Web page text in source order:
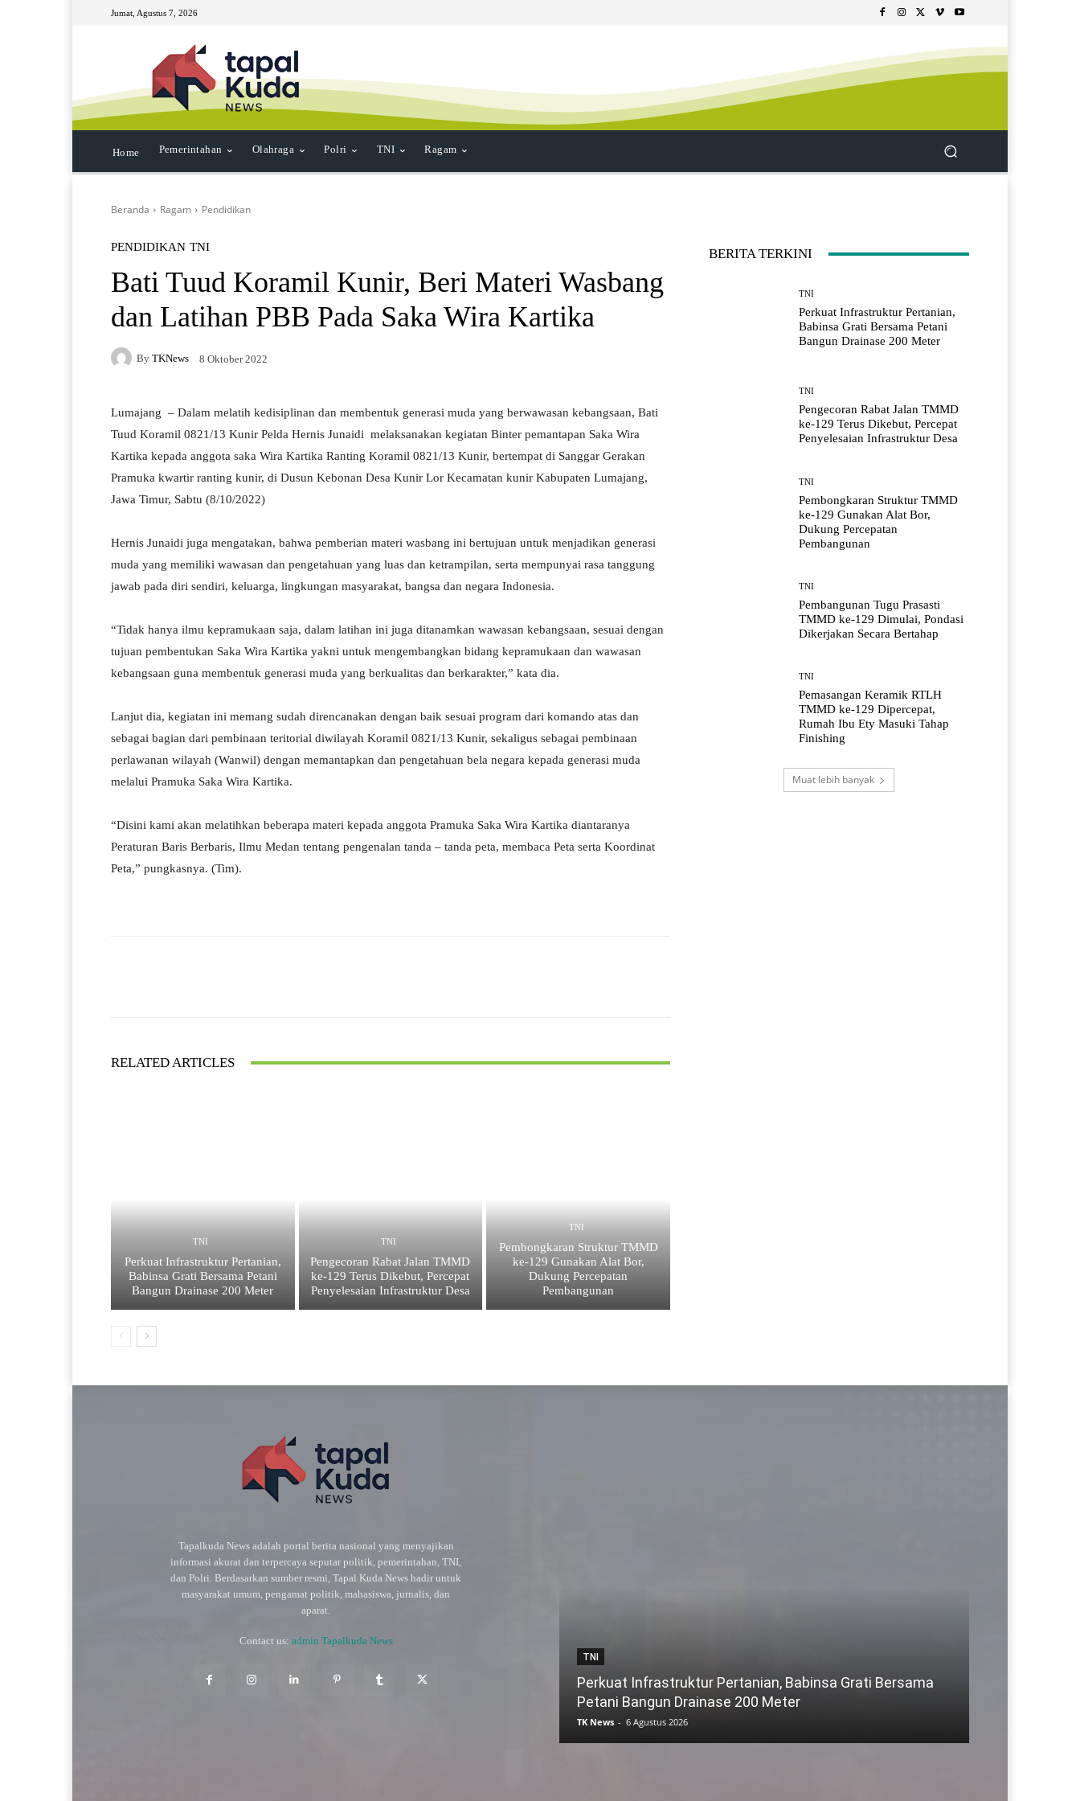
Jumat, Agustus 7, 2026
Home Pemerintahan Olahraga Polri TNI Ragam
Beranda Ragam Pendidikan
PENDIDIKAN TNI
Bati Tuud Koramil Kunir, Beri Materi Wasbang
dan Latihan PBB Pada Saka Wira Kartika
By TKNews 8 Oktober 2022
Lumajang – Dalam melatih kedisiplinan dan membentuk generasi muda yang berwawasan kebangsaan, Bati
Tuud Koramil 0821/13 Kunir Pelda Hernis Junaidi melaksanakan kegiatan Binter pemantapan Saka Wira
Kartika kepada anggota saka Wira Kartika Ranting Koramil 0821/13 Kunir, bertempat di Sanggar Gerakan
Pramuka kwartir ranting kunir, di Dusun Kebonan Desa Kunir Lor Kecamatan kunir Kabupaten Lumajang,
Jawa Timur, Sabtu (8/10/2022)
Hernis Junaidi juga mengatakan, bahwa pemberian materi wasbang ini bertujuan untuk menjadikan generasi
muda yang memiliki wawasan dan pengetahuan yang luas dan ketrampilan, serta mempunyai rasa tanggung
jawab pada diri sendiri, keluarga, lingkungan masyarakat, bangsa dan negara Indonesia.
“Tidak hanya ilmu kepramukaan saja, dalam latihan ini juga ditanamkan wawasan kebangsaan, sesuai dengan
tujuan pembentukan Saka Wira Kartika yakni untuk mengembangkan bidang kepramukaan dan wawasan
kebangsaan guna membentuk generasi muda yang berkualitas dan berkarakter,” kata dia.
Lanjut dia, kegiatan ini memang sudah direncanakan dengan baik sesuai program dari komando atas dan
sebagai bagian dari pembinaan teritorial diwilayah Koramil 0821/13 Kunir, sekaligus sebagai pembinaan
perlawanan wilayah (Wanwil) dengan memantapkan dan pengetahuan bela negara kepada generasi muda
melalui Pramuka Saka Wira Kartika.
“Disini kami akan melatihkan beberapa materi kepada anggota Pramuka Saka Wira Kartika diantaranya
Peraturan Baris Berbaris, Ilmu Medan tentang pengenalan tanda – tanda peta, membaca Peta serta Koordinat
Peta,” pungkasnya. (Tim).
RELATED ARTICLES
TNI
Perkuat Infrastruktur Pertanian,
Babinsa Grati Bersama Petani
Bangun Drainase 200 Meter
TNI
Pengecoran Rabat Jalan TMMD
ke-129 Terus Dikebut, Percepat
Penyelesaian Infrastruktur Desa
TNI
Pembongkaran Struktur TMMD
ke-129 Gunakan Alat Bor,
Dukung Percepatan
Pembangunan
BERITA TERKINI
TNI
Perkuat Infrastruktur Pertanian,
Babinsa Grati Bersama Petani
Bangun Drainase 200 Meter
TNI
Pengecoran Rabat Jalan TMMD
ke-129 Terus Dikebut, Percepat
Penyelesaian Infrastruktur Desa
TNI
Pembongkaran Struktur TMMD
ke-129 Gunakan Alat Bor,
Dukung Percepatan
Pembangunan
TNI
Pembangunan Tugu Prasasti
TMMD ke-129 Dimulai, Pondasi
Dikerjakan Secara Bertahap
TNI
Pemasangan Keramik RTLH
TMMD ke-129 Dipercepat,
Rumah Ibu Ety Masuki Tahap
Finishing
Muat lebih banyak
Tapalkuda News adalah portal berita nasional yang menyajikan
informasi akurat dan terpercaya seputar politik, pemerintahan, TNI,
dan Polri. Berdasarkan sumber resmi, Tapal Kuda News hadir untuk
masyarakat umum, pengamat politik, mahasiswa, jurnalis, dan
aparat.
Contact us: admin Tapalkuda News
TNI
Perkuat Infrastruktur Pertanian, Babinsa Grati Bersama
Petani Bangun Drainase 200 Meter
TK News - 6 Agustus 2026